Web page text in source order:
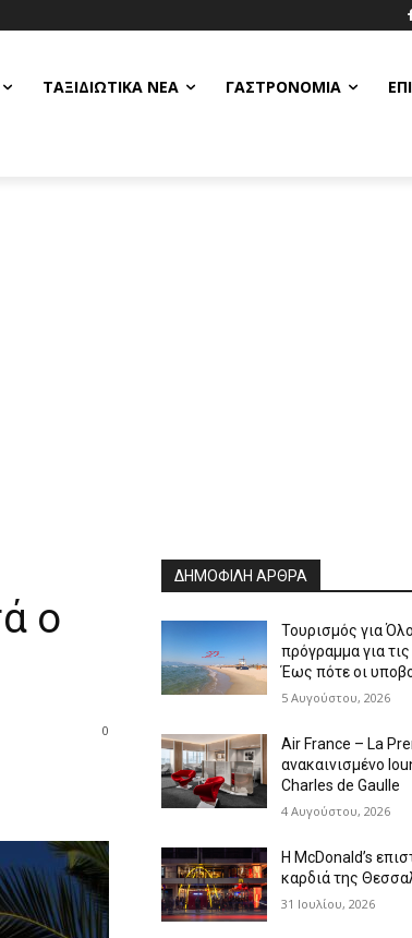
ΤΑΞΙΔΙΩΤΙΚΆ ΝΈΑ ΓΑΣΤΡΟΝΟΜΊΑ
ο
0
ΔΗΜΟΦΙΛΗ ΑΡΘΡΑ
Τουρισμός για
πρόγραμμα για
Έως πότε οι
5 Αυγούστου, 2026
Air France – La
ανακαινισμένο
Charles de Gaulle
4 Αυγούστου, 2026
Η McDonald’s
καρδιά της
31 Ιουλίου, 2026